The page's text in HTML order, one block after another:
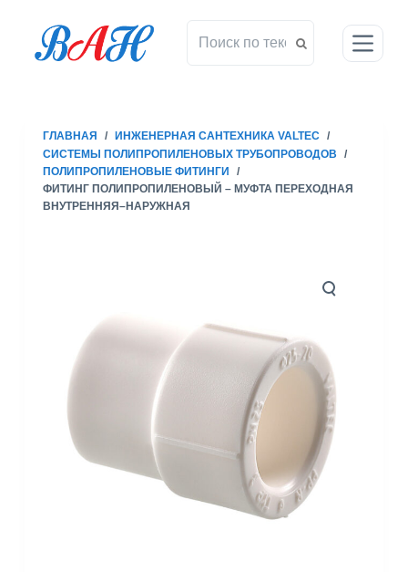
ГЛАВНАЯ / ИНЖЕНЕРНАЯ САНТЕХНИКА VALTEC /
СИСТЕМЫ ПОЛИПРОПИЛЕНОВЫХ ТРУБОПРОВОДОВ
/
ПОЛИПРОПИЛЕНОВЫЕ ФИТИНГИ
/
ФИТИНГ ПОЛИПРОПИЛЕНОВЫЙ – МУФТА ПЕРЕХОДНАЯ
ВНУТРЕННЯЯ–НАРУЖНАЯ